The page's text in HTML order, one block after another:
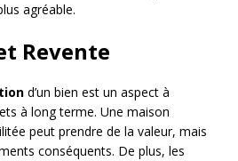
agréable.
Revente
d’un bien est un aspect à
à long terme. Une maison
peut prendre de la valeur, mais
conséquents. De plus, les